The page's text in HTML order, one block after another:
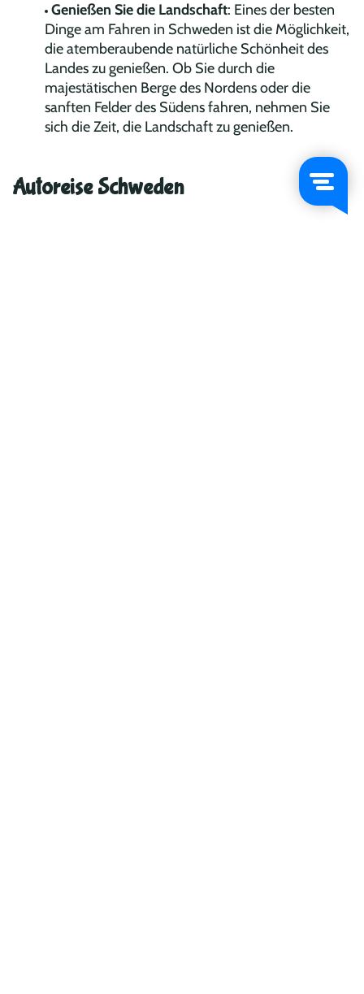
Genießen Sie die Landschaft: Eines der besten
Dinge am Fahren in Schweden ist die Möglichkeit,
die atemberaubende natürliche Schönheit des
Landes zu genießen. Ob Sie durch die
majestätischen Berge des Nordens oder die
sanften Felder des Südens fahren, nehmen Sie
sich die Zeit, die Landschaft zu genießen.
Autoreise Schweden